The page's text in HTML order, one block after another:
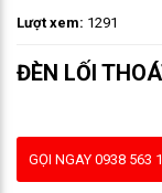
Lượt xem: 1291
ĐÈN LỐI
GỌI NGAY 0938 563